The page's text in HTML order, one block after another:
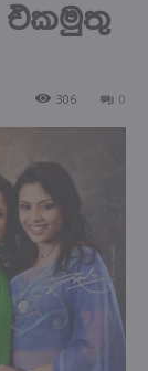
එකමුතු
0
306